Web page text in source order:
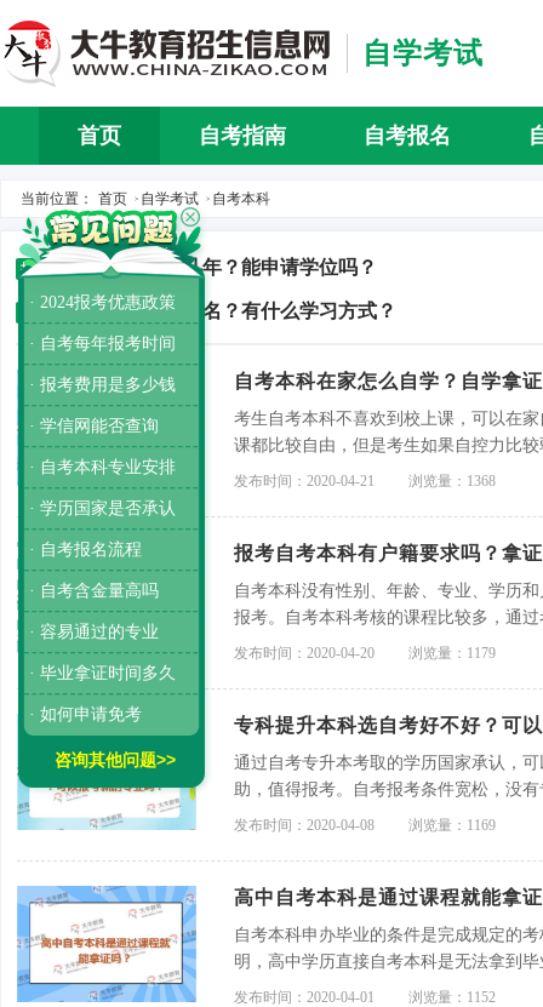
自学考试
首页 自考指南 自考报名
当前位置： 首页 > 自学考试 > 自考本科
推荐 自考本科需要几年？能申请学位吗？
推荐 自考本科怎么报名？有什么学习方式？
自考本科在家怎么自学？自学拿
考生自考本科不喜欢到校上课，可以在
课都比较自由，但是考生如果自控力比
更大。
发布时间：2020-04-21 浏览量：1368
报考自考本科有户籍要求吗？拿
自考本科没有性别、年龄、专业、学历
报考。自考本科考核的课程比较多，通
才能申办毕业，想要拿证并不容易。学
发布时间：2020-04-20 浏览量：1179
专科提升本科选自考好不好？可
通过自考专升本考取的学历国家承认，
助，值得报考。自考报考条件宽松，没
学习过的专业。
发布时间：2020-04-08 浏览量：1169
高中自考本科是通过课程就能拿
自考本科申办毕业的条件是完成规定的
明，高中学历直接自考本科是无法拿到
专本连读或者专本套读。
发布时间：2020-04-01 浏览量：1152
· 2024报考优惠政策
· 自考每年报考时间
· 报考费用是多少钱
· 学信网能否查询
· 自考本科专业安排
· 学历国家是否承认
· 自考报名流程
· 自考含金量高吗
· 容易通过的专业
· 毕业拿证时间多久
· 如何申请免考
咨询其他问题>>